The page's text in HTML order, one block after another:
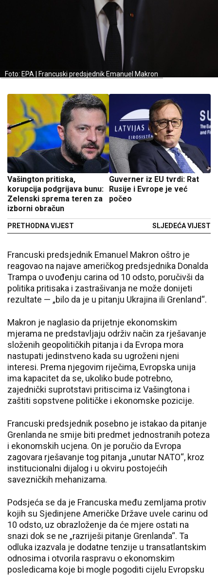
Foto: EPA | Francuski predsjednik Emanuel Makron
Vašington pritiska,
korupcija podgrijava bunu:
Zelenski sprema teren za
izborni obračun
PRETHODNA VIJEST
Guverner iz EU tvrdi: Rat
Rusije i Evrope je već
počeo
SLJEDEĆA VIJEST
Francuski predsjednik Emanuel Makron oštro je
reagovao na najave američkog predsjednika Donalda
Trampa o uvođenju carina od 10 odsto, poručivši da
politika pritisaka i zastrašivanja ne može donijeti
rezultate — „bilo da je u pitanju Ukrajina ili Grenland“.
Makron je naglasio da prijetnje ekonomskim
mjerama ne predstavljaju održiv način za rješavanje
složenih geopolitičkih pitanja i da Evropa mora
nastupati jedinstveno kada su ugroženi njeni
interesi. Prema njegovim riječima, Evropska unija
ima kapacitet da se, ukoliko bude potrebno,
zajednički suprotstavi pritiscima iz Vašingtona i
zaštiti sopstvene političke i ekonomske pozicije.
Francuski predsjednik posebno je istakao da pitanje
Grenlanda ne smije biti predmet jednostranih poteza
i ekonomskih ucjena. On je poručio da Evropa
zagovara rješavanje tog pitanja „unutar NATO“, kroz
institucionalni dijalog i u okviru postojećih
savezničkih mehanizama.
Podsjeća se da je Francuska među zemljama protiv
kojih su Sjedinjene Američke Države uvele carinu od
10 odsto, uz obrazloženje da će mjere ostati na
snazi dok se ne „razriješi pitanje Grenlanda“. Ta
odluka izazvala je dodatne tenzije u transatlantskim
odnosima i otvorila raspravu o ekonomskim
posledicama koje bi mogle pogoditi cijelu Evropsku